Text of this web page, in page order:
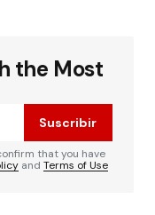
the Most
Suscribir
that you have
and Terms of Use